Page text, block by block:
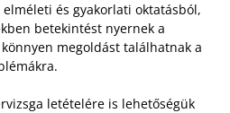
és gyakorlati oktatásból,
betekintést nyernek a
megoldást találhatnak a
letételére is lehetőségük